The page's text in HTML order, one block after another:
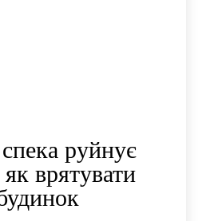
руйнує
врятувати